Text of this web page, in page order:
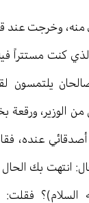
منه، وخرجت
كنت مستتراً
يلتمسون
الوزير، ورقعة
عنده،
انتهت بك
السلام)؟